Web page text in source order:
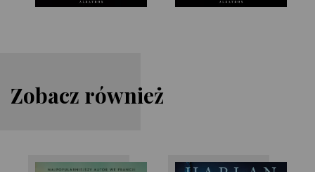
Zobacz również